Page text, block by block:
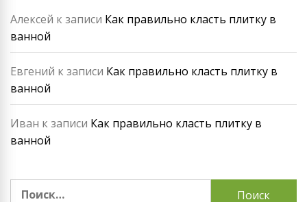
Алексей к записи Как правильно класть плитку в
ванной
Евгений к записи Как правильно класть плитку в
ванной
Иван к записи Как правильно класть плитку в
ванной
Найти: